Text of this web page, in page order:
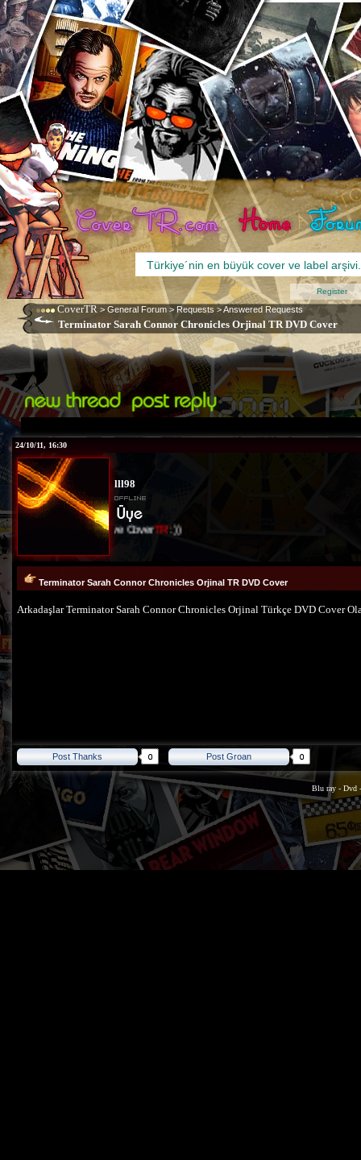
CoverTR > General Forum > Requests >Answered Requests
Terminator Sarah Connor Chronicles Orjinal TR DVD Cover
Register
24/10/11, 16:30
lll98
I Love CoverTR:))
Terminator Sarah Connor Chronicles Orjinal TR DVD Cover
Arkadaşlar Terminator Sarah Connor Chronicles Orjinal Türkçe DVD Cover
Post Thanks Post Groan
Blu ray - Dvd